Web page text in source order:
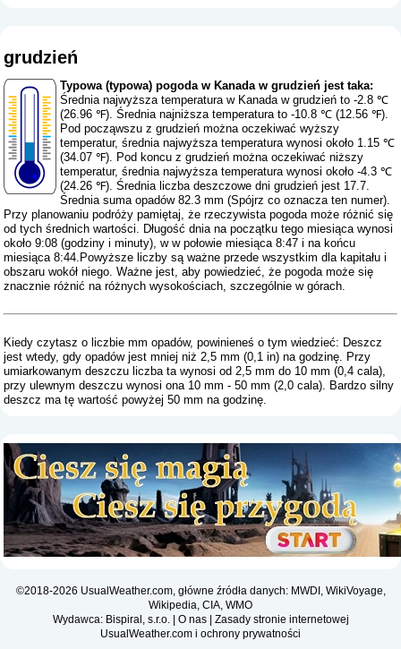
grudzień
Typowa (typowa) pogoda w Kanada w grudzień jest taka:
Średnia najwyższa temperatura w Kanada w grudzień to -2.8 ℃
(26.96 ℉). Średnia najniższa temperatura to -10.8 ℃ (12.56 ℉).
Pod począwszu z grudzień można oczekiwać wyższy
temperatur, średnia najwyższa temperatura wynosi około 1.15 ℃
(34.07 ℉). Pod koncu z grudzień można oczekiwać niższy
temperatur, średnia najwyższa temperatura wynosi około -4.3 ℃
(24.26 ℉). Średnia liczba deszczowe dni grudzień jest 17.7.
Średnia suma opadów 82.3 mm (Spójrz co oznacza ten numer).
Przy planowaniu podróży pamiętaj, że rzeczywista pogoda może różnić się
od tych średnich wartości. Długość dnia na początku tego miesiąca wynosi
około 9:08 (godziny i minuty), w w połowie miesiąca 8:47 i na końcu
miesiąca 8:44.Powyższe liczby są ważne przede wszystkim dla kapitału i
obszaru wokół niego. Ważne jest, aby powiedzieć, że pogoda może się
znacznie różnić na różnych wysokościach, szczególnie w górach.
Kiedy czytasz o liczbie mm opadów, powinieneś o tym wiedzieć: Deszcz
jest wtedy, gdy opadów jest mniej niż 2,5 mm (0,1 in) na godzinę. Przy
umiarkowanym deszczu liczba ta wynosi od 2,5 mm do 10 mm (0,4 cala),
przy ulewnym deszczu wynosi ona 10 mm - 50 mm (2,0 cala). Bardzo silny
deszcz ma tę wartość powyżej 50 mm na godzinę.
©2018-2026 UsualWeather.com, główne źródła danych: MWDI, WikiVoyage,
Wikipedia, CIA, WMO
Wydawca: Bispiral, s.r.o. | O nas| Zasady stronie internetowej
UsualWeather.com i ochrony prywatności